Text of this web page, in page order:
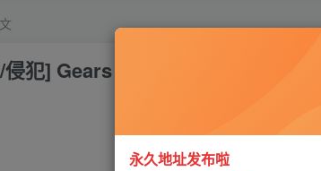
犯] Gears of Dragoon 2 ～黎明
永久地址发布啦